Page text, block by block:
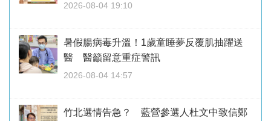
2026-08-04 19:10
暑假腸病毒升溫！1歲童睡夢反覆肌抽躍送
醫 醫籲留意重症警訊
2026-08-04 14:57
竹北選情告急？ 藍營參選人杜文中致信鄭